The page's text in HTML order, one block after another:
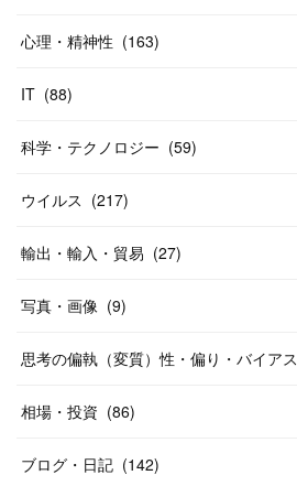
心理・精神性 (163)
IT (88)
科学・テクノロジー (59)
ウイルス (217)
輸出・輸入・貿易 (27)
写真・画像 (9)
思考の偏執（変質）性・偏り・バイアス
相場・投資 (86)
ブログ・日記 (142)